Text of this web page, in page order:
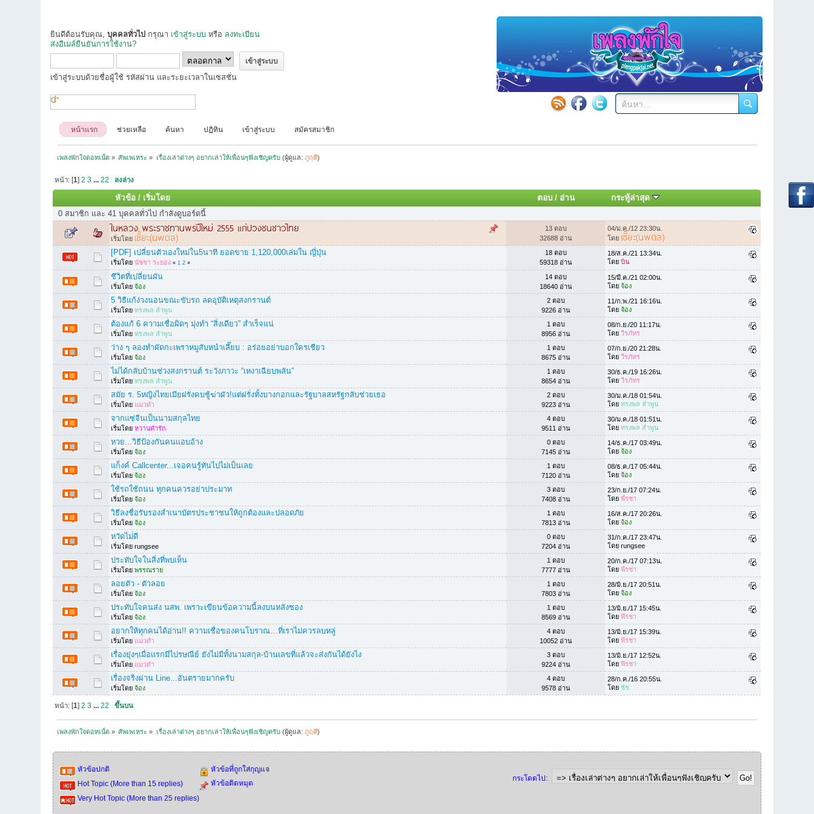
ยินดีต้อนรับคุณ,บุคคลทั่วไป กรุณา เข้าสู่ระบบ หรือ ลงทะเบียน
ส่งอีเมล์ยืนยันการใช้งาน?
เข้าสู่ระบบด้วยชื่อผู้ใช้ รหัสผ่าน และระยะเวลาในเซสชั่น
หน้าแรก ช่วยเหลือ ค้นหา ปฏิทิน เข้าสู่ระบบ สมัครสมาชิก
เพลงพักใจดอทเน็ต» สัพเพเหระ » เรื่องเล่าต่างๆ อยากเล่าให้เพื่อนๆฟังเชิญครับ(ผู้ดูแล: ภูฤดี)
หน้า: [1] 2 3 ... 22 ลงล่าง
หัวข้อ/ เริ่มโดย ตอบ/ อ่าน
กระทู้ล่าสุด
0 สมาชิก และ 41 บุคคลทั่วไป กำลังดูบอร์ดนี้
ในหลวง พระราชทานพรปีใหม่ 2555 แก่ปวงชนชาวไทย
เริ่มโดย เซี๊ยะ(นพดล)
13 ตอบ
32688 อ่าน
04/ม.ค./12 23:30น.
โดย เซี๊ยะ(นพดล)
[PDF] เปลี่ยนตัวเองใหม่ใน5นาที ยอดขาย 1,120,000เล่มใน ญี่ปุ่น
เริ่มโดยนัชชา ระยอง «1 2 »
18 ตอบ
59318 อ่าน
18/ส.ค./21 13:34น.
โดยบิน
ชีวิตที่เปลี่ยนผัน
เริ่มโดยจ้อง
14 ตอบ
18640 อ่าน
15/มี.ค./21 02:00น.
โดยจ้อง
5 วิธีแก้ง่วงนอนขณะขับรถ ลดอุบัติเหตุสงกรานต์
เริ่มโดยทรงพล ลำพูน
2 ตอบ
9226 อ่าน
11/ก.พ./21 16:16น.
โดยจ้อง
ต้องแก้ 6 ความเชื่อผิดๆ มุ่งทำ “สิ่งเดียว” สำเร็จแน่
เริ่มโดยทรงพล ลำพูน
1 ตอบ
8956 อ่าน
08/ก.ย./20 11:17น.
โดยวีรภัทร
ว่าง ๆ ลองทำผัดกะเพราหมูสับหนำเลี๊ยบ : อร่อยอย่าบอกใครเชียว
เริ่มโดยจ้อง
1 ตอบ
8675 อ่าน
07/ก.ย./20 21:28น.
โดยวีรภัทร
ไม่ได้กลับบ้านช่วงสงกรานต์ ระวังภาวะ “เหงาเฉียบพลัน”
เริ่มโดยทรงพล ลำพูน
1 ตอบ
8654 อ่าน
30/ธ.ค./19 16:26น.
โดยวีรภัทร
สมัย ร. 5หญิงไทยเมียฝรั่งคบชู้ฆ่าผัว!แต่ฝรั่งทั้งบางกอกและรัฐบาลสหรัฐกลับช่วยเธอ
เริ่มโดย แมวดำ
2 ตอบ
9223 อ่าน
30/ม.ค./18 01:54น.
โดยทรงพล ลำพูน
จากแซ่จีนเป็นนามสกุลไทย
เริ่มโดยหวานคำรัก
4 ตอบ
9511 อ่าน
30/ม.ค./18 01:51น.
โดยทรงพล ลำพูน
หวย...วิธีป้องกันคนแอบอ้าง
เริ่มโดยจ้อง
0 ตอบ
7145 อ่าน
14/ธ.ค./17 03:49น.
โดยจ้อง
แก็งค์ Callcenter...เจอคนรู้ทันไปไม่เป็นเลย
เริ่มโดยจ้อง
1 ตอบ
7120 อ่าน
08/ธ.ค./17 05:44น.
โดยจ้อง
ใช้รถใช้ถนน ทุกคนควรอย่าประมาท
เริ่มโดยจ้อง
3 ตอบ
7408 อ่าน
23/ก.ย./17 07:24น.
โดยพีรชา
วิธีลงชื่อรับรองสำเนาบัตรประชาชนให้ถูกต้องและปลอดภัย
เริ่มโดยจ้อง
1 ตอบ
7813 อ่าน
16/ส.ค./17 20:26น.
โดยจ้อง
หวัดไม่่ดี
เริ่มโดย rungsee
0 ตอบ
7204 อ่าน
31/ก.ค./17 23:47น.
โดย rungsee
ประทับใจในสิ่งที่พบเห็น
เริ่มโดยพรรณราย
1 ตอบ
7777 อ่าน
20/ก.ค./17 07:13น.
โดยพีรชา
ลอยตัว - ตัวลอย
เริ่มโดยจ้อง
1 ตอบ
7803 อ่าน
28/มิ.ย./17 20:51น.
โดยจ้อง
ประทับใจคนส่ง นสพ. เพราะเขียนข้อความนี้ลงบนหลังซอง
เริ่มโดยจ้อง
1 ตอบ
8569 อ่าน
13/มิ.ย./17 15:45น.
โดยพีรชา
อยากให้ทุกคนได้อ่าน!! ความเชื่อของคนโบราณ…ที่เราไม่ควรลบหลู่
เริ่มโดย แมวดำ
4 ตอบ
10052 อ่าน
13/มิ.ย./17 15:39น.
โดยพีรชา
เรื่องยุ่งๆเมื่อแรกมีไปรษณีย์ ยังไม่มีทั้งนามสกุล-บ้านเลขที่แล้วจะส่งกันได้ยังไง
เริ่มโดย แมวดำ
3 ตอบ
9224 อ่าน
13/มิ.ย./17 12:52น.
โดยพีรชา
เรื่องจริงผ่าน Line...อันตรายมากครับ
เริ่มโดยจ้อง
4 ตอบ
9578 อ่าน
28/ก.ค./16 20:55น.
โดยชัช
หน้า: [ 1 2 3 ... 22 ขึ้นบน
เพลงพักใจดอทเน็ต» สัพเพเหระ » เรื่องเล่าต่างๆ อยากเล่าให้เพื่อนๆฟังเชิญครับ(ผู้ดูแล: ภูฤดี)
กระโดดไป:
หัวข้อปกติ
Hot Topic (More than 15 replies)
Very Hot Topic (More than 25 replies)
หัวข้อที่ถูกใส่กุญแจ
หัวข้อติดหมุด